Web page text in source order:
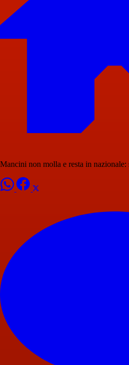
Mancini non molla e resta in